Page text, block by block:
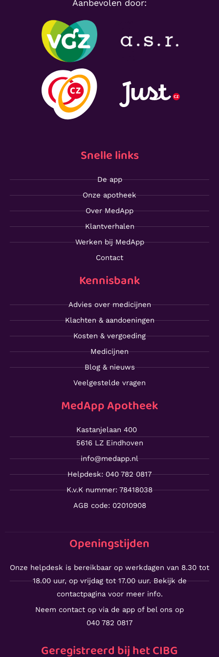
Aanbevolen door:
Snelle links
De app
Onze apotheek
Over MedApp
Klantverhalen
Werken bij MedApp
Contact
Kennisbank
Advies over medicijnen
Klachten & aandoeningen
Kosten & vergoeding
Medicijnen
Blog & nieuws
Veelgestelde vragen
MedApp Apotheek
Kastanjelaan 400
5616 LZ Eindhoven
info@medapp.nl
Helpdesk: 040 782 0817
K.v.K nummer: 78418038
AGB code: 02010908
Openingstijden
Onze helpdesk is bereikbaar op werkdagen van 8.30 tot
18.00 uur, op vrijdag tot 17.00 uur. Bekijk de
contactpagina voor meer info.
Neem contact op via de app of bel ons op
040 782 0817
Geregistreerd bij het CIBG